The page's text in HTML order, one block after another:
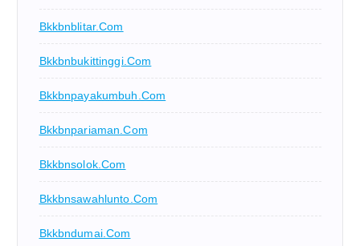
Bkkbnblitar.com
Bkkbnbukittinggi.com
Bkkbnpayakumbuh.com
Bkkbnpariaman.com
Bkkbnsolok.com
Bkkbnsawahlunto.com
Bkkbndumai.com